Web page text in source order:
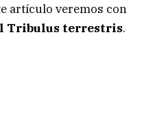
artículo veremos con
Tribulus terrestris.